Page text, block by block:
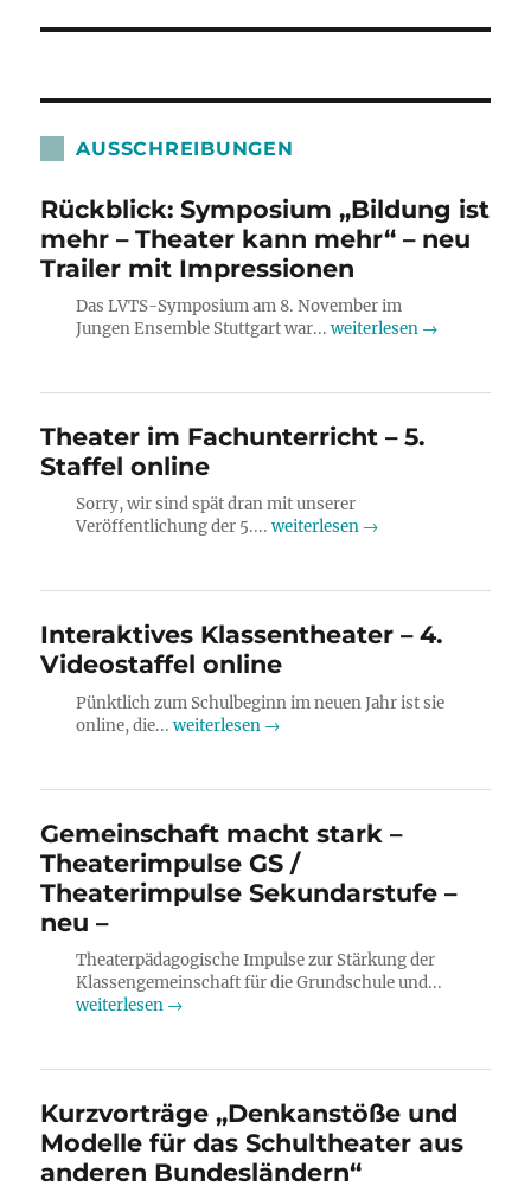
AUSSCHREIBUNGEN
Rückblick: Symposium „Bildung ist
mehr – Theater kann mehr“ – neu
Trailer mit Impressionen
Das LVTS-Symposium am 8. November im
Jungen Ensemble Stuttgart war... weiterlesen →
Theater im Fachunterricht – 5.
Staffel online
Sorry, wir sind spät dran mit unserer
Veröffentlichung der 5.... weiterlesen →
Interaktives Klassentheater – 4.
Videostaffel online
Pünktlich zum Schulbeginn im neuen Jahr ist sie
online, die... weiterlesen →
Gemeinschaft macht stark –
Theaterimpulse GS /
Theaterimpulse Sekundarstufe –
neu –
Theaterpädagogische Impulse zur Stärkung der
Klassengemeinschaft für die Grundschule und...
weiterlesen →
Kurzvorträge „Denkanstöße und
Modelle für das Schultheater aus
anderen Bundesländern“